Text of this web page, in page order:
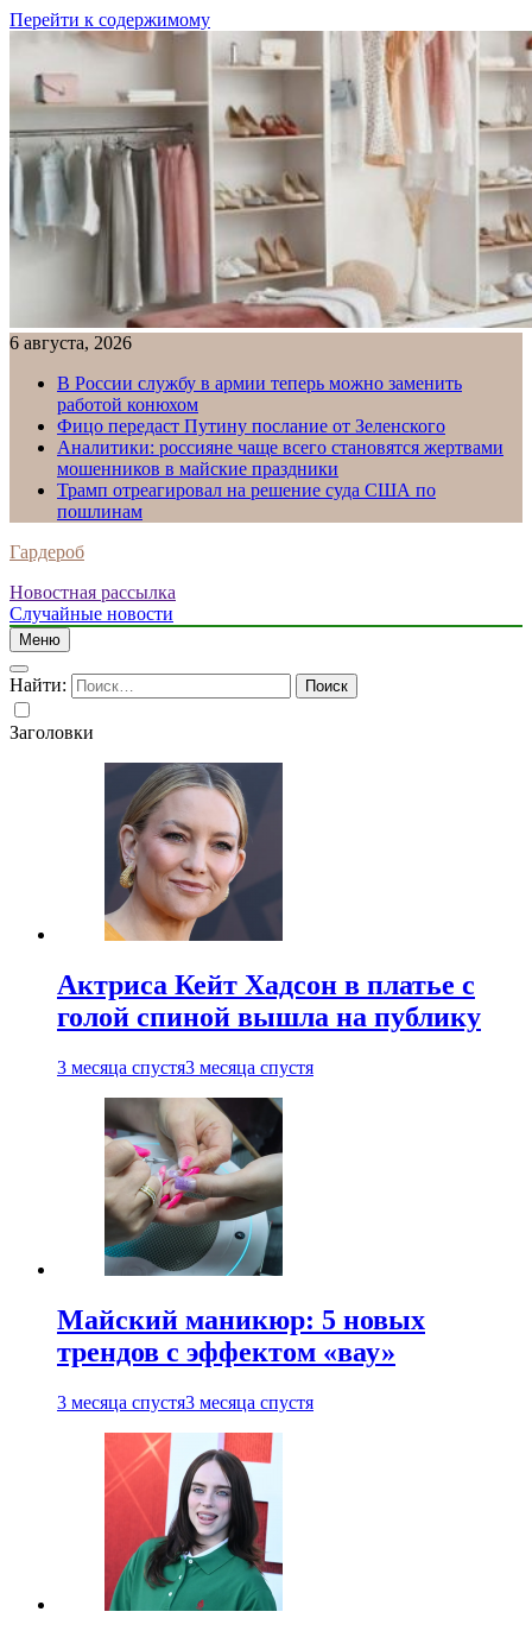
Перейти к содержимому
6 августа, 2026
В России службу в армии теперь можно заменить
работой конюхом
Фицо передаст Путину послание от Зеленского
Аналитики: россияне чаще всего становятся жертвами
мошенников в майские праздники
Трамп отреагировал на решение суда США по
пошлинам
Гардероб
Новостная рассылка
Случайные новости
Меню
Найти:
Заголовки
Актриса Кейт Хадсон в платье с
голой спиной вышла на публику
3 месяца спустя3 месяца спустя
Майский маникюр: 5 новых
трендов с эффектом «вау»
3 месяца спустя3 месяца спустя